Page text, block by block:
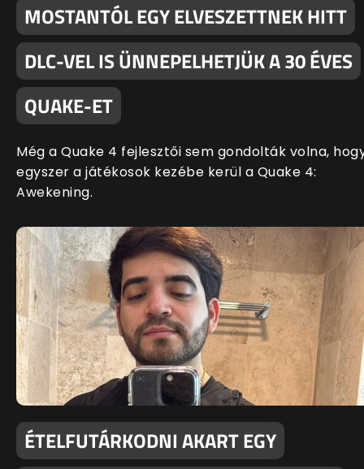
MOSTANTÓL EGY ELVESZETTNEK HITT
DLC-VEL IS ÜNNEPELHETJÜK A 30 ÉVES
QUAKE-ET
Még a Quake 4 fejlesztői sem gondolták volna,
egyszer a játékosok kezébe kerül a Quake 4:
Awekening.
ÉTELFUTÁRKODNI AKART EGY